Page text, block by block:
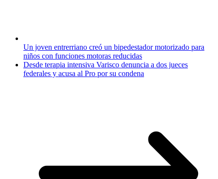
Un joven entrerriano creó un bipedestador motorizado para
niños con funciones motoras reducidas
Desde terapia intensiva Varisco denuncia a dos jueces
federales y acusa al Pro por su condena